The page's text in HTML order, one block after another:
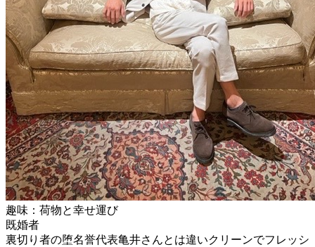
趣味：荷物と幸せ運び
既婚者
裏切り者の堕名誉代表亀井さんとは違いクリーンでフレッシ